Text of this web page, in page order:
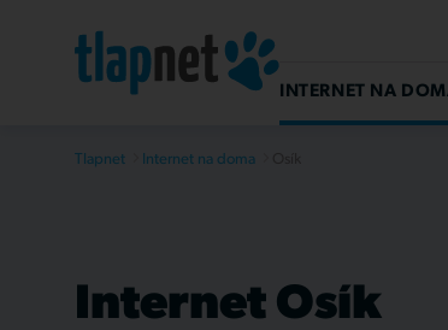
INTERNET NA
Tlapnet Internet na doma
Internet Osík